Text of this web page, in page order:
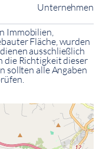
Unternehmen
Immobilien,
Fläche, wurden
ausschließlich
die Richtigkeit dieser
sollten alle Angaben